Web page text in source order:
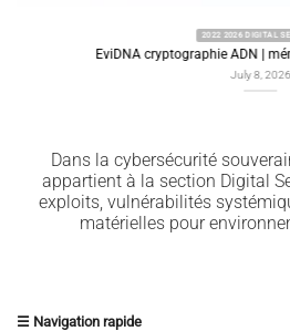
2022 2026 DIGITAL
EviDNA cryptographie ADN |
July 8, 2026
Dans la cybersécurité
appartient à la section Digital
exploits, vulnérabilités
matérielles pour
☰ Navigation rapide